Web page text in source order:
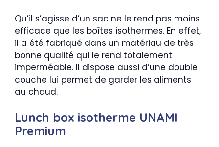
Qu’il s’agisse d’un sac ne le rend pas moins
efficace que les boîtes isothermes. En effet,
il a été fabriqué dans un matériau de très
bonne qualité qui le rend totalement
imperméable. Il dispose aussi d’une double
couche lui permet de garder les aliments
au chaud.
Lunch box isotherme UNAMI
Premium